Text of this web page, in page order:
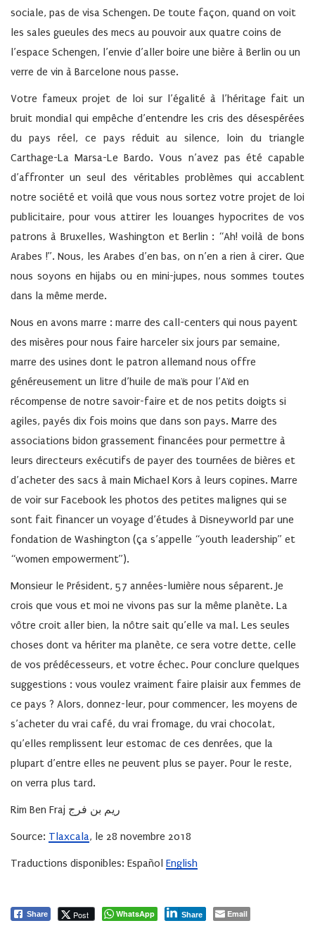
sociale, pas de visa Schengen. De toute façon, quand on voit
les sales gueules des mecs au pouvoir aux quatre coins de
l’espace Schengen, l’envie d’aller boire une bière à Berlin ou un
verre de vin à Barcelone nous passe.
Votre fameux projet de loi sur l’égalité à l’héritage fait un
bruit mondial qui empêche d’entendre les cris des désespérées
du pays réel, ce pays réduit au silence, loin du triangle
Carthage-La Marsa-Le Bardo. Vous n’avez pas été capable
d’affronter un seul des véritables problèmes qui accablent
notre société et voilà que vous nous sortez votre projet de loi
publicitaire, pour vous attirer les louanges hypocrites de vos
patrons à Bruxelles, Washington et Berlin : “Ah! voilà de bons
Arabes !”. Nous, les Arabes d’en bas, on n’en a rien à cirer. Que
nous soyons en hijabs ou en mini-jupes, nous sommes toutes
dans la même merde.
Nous en avons marre : marre des call-centers qui nous payent
des misères pour nous faire harceler six jours par semaine,
marre des usines dont le patron allemand nous offre
généreusement un litre d’huile de maïs pour l’Aïd en
récompense de notre savoir-faire et de nos petits doigts si
agiles, payés dix fois moins que dans son pays. Marre des
associations bidon grassement financées pour permettre à
leurs directeurs exécutifs de payer des tournées de bières et
d’acheter des sacs à main Michael Kors à leurs copines. Marre
de voir sur Facebook les photos des petites malignes qui se
sont fait financer un voyage d’études à Disneyworld par une
fondation de Washington (ça s’appelle “youth leadership” et
“women empowerment”).
Monsieur le Président, 57 années-lumière nous séparent. Je
crois que vous et moi ne vivons pas sur la même planète. La
vôtre croit aller bien, la nôtre sait qu’elle va mal. Les seules
choses dont va hériter ma planète, ce sera votre dette, celle
de vos prédécesseurs, et votre échec. Pour conclure quelques
suggestions : vous voulez vraiment faire plaisir aux femmes de
ce pays ? Alors, donnez-leur, pour commencer, les moyens de
s’acheter du vrai café, du vrai fromage, du vrai chocolat,
qu’elles remplissent leur estomac de ces denrées, que la
plupart d’entre elles ne peuvent plus se payer. Pour le reste,
on verra plus tard.
Rim Ben Fraj ريم بن فرج
Source: Tlaxcala, le 28 novembre 2018
Traductions disponibles: Español English
Share Post WhatsApp Share Email